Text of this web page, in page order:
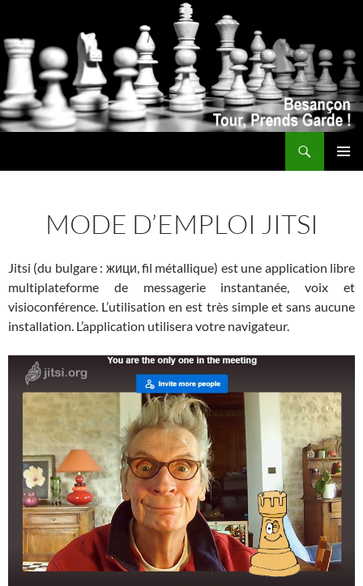
MODE D’EMPLOI JITSI
Jitsi (du bulgare : жици, fil métallique) est une application libre
multiplateforme de messagerie instantanée, voix et
visioconférence. L’utilisation en est très simple et sans aucune
installation. L’application utilisera votre navigateur.